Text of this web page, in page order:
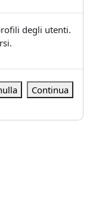
degli utenti.
Continua